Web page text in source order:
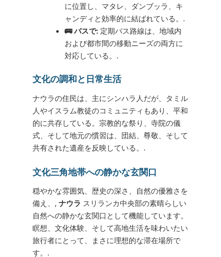
に位置し、マタレ、ダンブッラ、キ
ャンディと効率的に結ばれている。.
🚌 バスで: 定期バス路線は、地域内
および都市間の移動ニーズの両方に
対応している。.
文化の調和と日常生活
ナウラの住民は、主にシンハラ人だが、タミル
人やイスラム教徒のコミュニティもあり、平和
的に共存している。宗教的な祭り、寺院の儀
式、そして地元の慣習は、団結、尊敬、そして
共有された遺産を反映している。.
文化三角地帯への静かな玄関口
穏やかな雰囲気、歴史の深さ、自然の優雅さを
備え、, ナウラ スリランカ中央部の素晴らしい
自然への静かな玄関口として機能しています。
瞑想、文化体験、そして高地生活を味わいたい
旅行者にとって、まさに理想的な滞在場所で
す。.